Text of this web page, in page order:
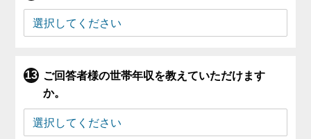
ご回答者様の世帯年収を教えていただけます
か。